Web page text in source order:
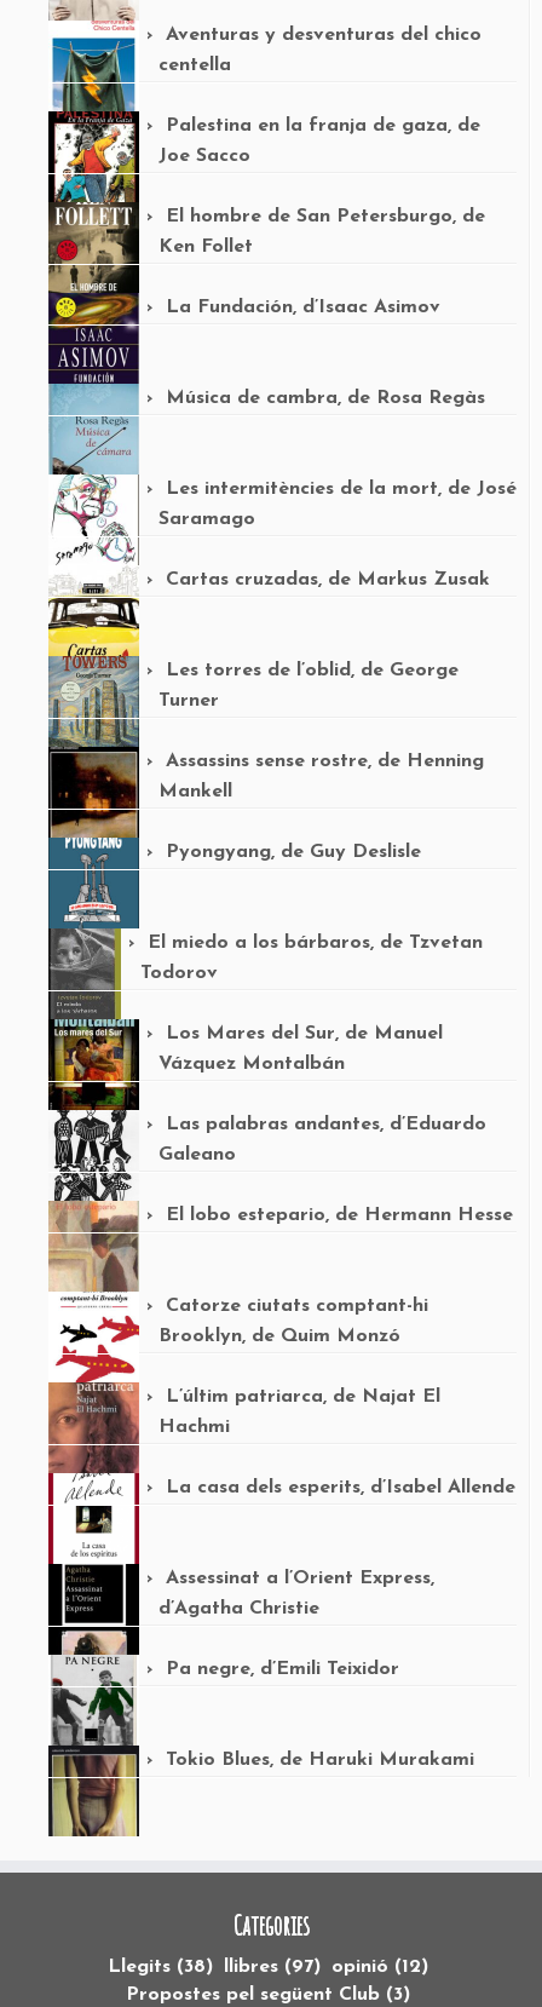
Aventuras y desventuras del chico
centella
Palestina en la franja de gaza, de
Joe Sacco
El hombre de San Petersburgo, de
Ken Follet
La Fundación, d’Isaac Asimov
Música de cambra, de Rosa Regàs
Les intermitències de la mort, de José
Saramago
Cartas cruzadas, de Markus Zusak
Les torres de l’oblid, de George
Turner
Assassins sense rostre, de Henning
Mankell
Pyongyang, de Guy Deslisle
El miedo a los bárbaros, de Tzvetan
Todorov
Los Mares del Sur, de Manuel
Vázquez Montalbán
Las palabras andantes, d’Eduardo
Galeano
El lobo estepario, de Hermann Hesse
Catorze ciutats comptant-hi
Brooklyn, de Quim Monzó
L’últim patriarca, de Najat El
Hachmi
La casa dels esperits, d’Isabel Allende
Assessinat a l’Orient Express,
d’Agatha Christie
Pa negre, d’Emili Teixidor
Tokio Blues, de Haruki Murakami
Categories
Llegits (38) llibres (97) opinió (12)
Propostes pel següent Club (3)